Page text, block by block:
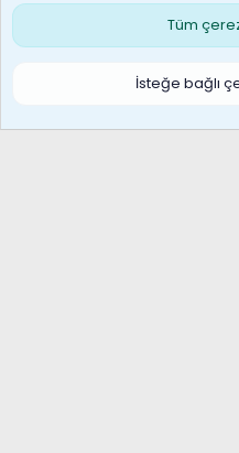
Çerezler
Tüm
İsteğe bağlı